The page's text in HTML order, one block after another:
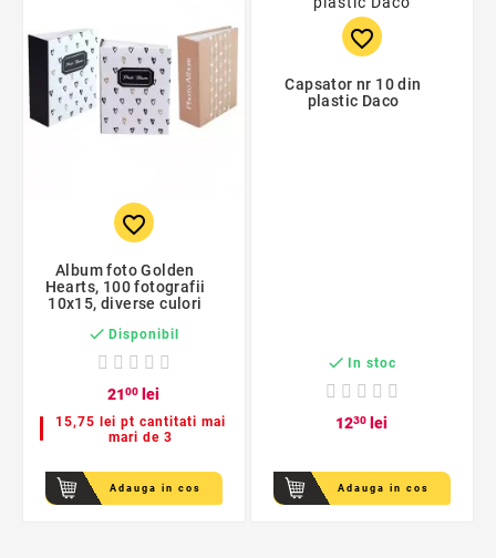
favorite_border
Album foto Golden
Hearts, 100 fotografii
10x15, diverse culori
 Disponibil
2100 lei
15,75 lei pt cantitati mai
mari de 3
Adauga in cos
favorite_border
Capsator nr 10 din
plastic Daco
 In stoc
1230 lei
Adauga in cos